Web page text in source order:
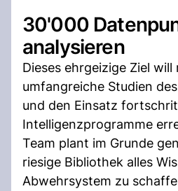
30'000
analysieren
Dieses ehrgeizige Ziel will
umfangreiche Studien
und den Einsatz
Intelligenzprogramme
Team plant im Grunde
riesige Bibliothek alles
Abwehrsystem zu